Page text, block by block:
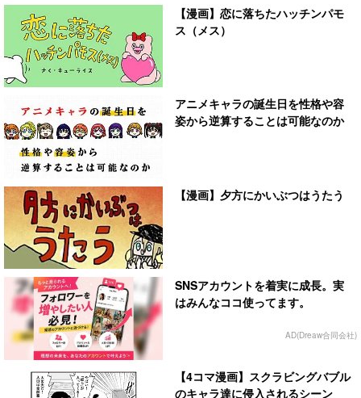
【漫画】恋に落ちたハッチンパモ
ス（メス）
アニメキャラの誕生日を性格や容
姿から逆算することは可能なのか
【漫画】夕方にかいぶつはうたう
SNSアカウントを着実に成長。実
はみんなココ使ってます。
AD(Dreaw合同会社)
【4コマ漫画】スクラビングバブル
のキャラ達に侵入されるシーン